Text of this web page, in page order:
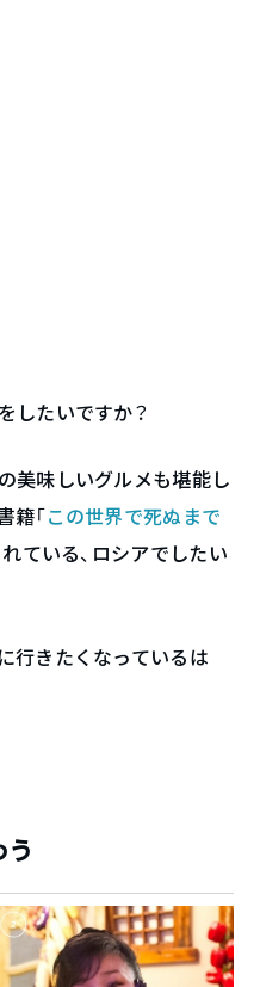
したいですか？
美味しいグルメも堪能し
籍「この世界で死ぬまで
れている、ロシアでしたい
行きたくなっているは